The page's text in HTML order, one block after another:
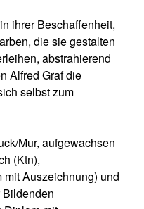
ihrer Beschaffenheit,
die sie gestalten
abstrahierend
Alfred Graf die
selbst zum
Mur, aufgewachsen
(Ktn),
Auszeichnung) und